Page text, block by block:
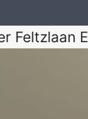
Feltzlaan